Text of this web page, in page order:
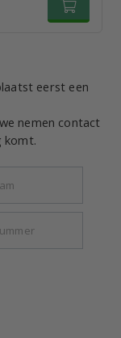
eerst een
nemen contact
komt.